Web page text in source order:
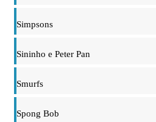
Simpsons
Sininho e Peter Pan
Smurfs
Spong Bob